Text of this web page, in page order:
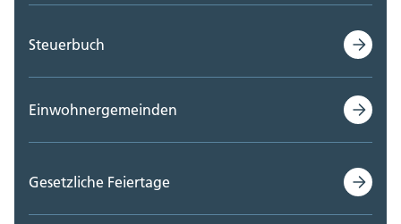
Steuerbuch
Einwohnergemeinden
Gesetzliche Feiertage